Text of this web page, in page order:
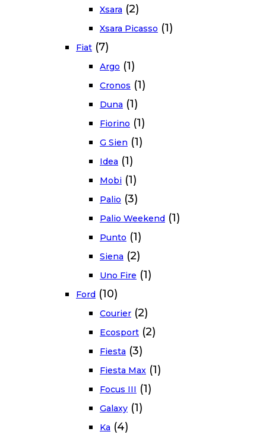
Xsara (2)
Xsara Picasso (1)
Fiat (7)
Argo (1)
Cronos (1)
Duna (1)
Fiorino (1)
G Sien (1)
Idea (1)
Mobi (1)
Palio (3)
Palio Weekend (1)
Punto (1)
Siena (2)
Uno Fire (1)
Ford (10)
Courier (2)
Ecosport (2)
Fiesta (3)
Fiesta Max (1)
Focus III (1)
Galaxy (1)
Ka (4)